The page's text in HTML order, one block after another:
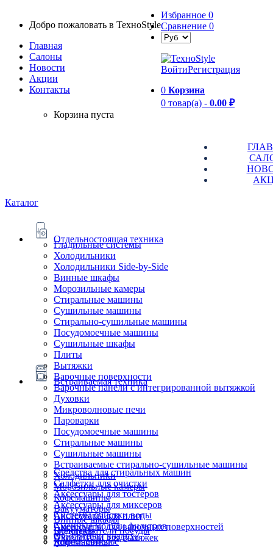
Добро пожаловать в TexноStyle
Главная
Салоны
Новости
Aкции
Контакты
Избранное 0
Сравнение 0
ВойтиРегистрация
0 Корзина
0 товар(а) - 0.00 ₽
Корзина пуста
Каталог
Отдельностоящая техника
Гладильные системы
Холодильники
Холодильники Side-by-Side
Винные шкафы
Морозильные камеры
Стиральные машины
Сушильные машины
Стирально-сушильные машины
Посудомоечные машины
Сушильные шкафы
Плиты
Встраиваемая техника
Вытяжки
Варочные поверхности
Варочные панели с интегрированной вытяжкой
Духовки
Микроволновые печи
Пароварки
Посудомоечные машины
Стиральные машины
Сушильные машины
Встраиваемые стирально-сушильные машины
Холодильники
Морозильные камеры
Кофемашины
Вакууматоры
Винные шкафы
Подогреватели посуды
Ящики сомелье
Блендеры
Кофемашины
Очистители воздуха
Системы очистки воды
Сменные модули фильтров
Аксессуары для тостеров
Аксессуары для миксеров
Аксессуары для плит
Аксессуары для варочных поверхностей
Аксессуары для вытяжек
Средства для стиральных машин
Салфетки для очистки